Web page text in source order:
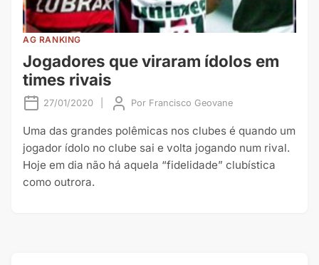
AG RANKING
Jogadores que viraram ídolos em
times rivais
27/01/2020 Por Francisco Geovane
Uma das grandes polêmicas nos clubes é quando um
jogador ídolo no clube sai e volta jogando num rival.
Hoje em dia não há aquela “fidelidade” clubística
como outrora.